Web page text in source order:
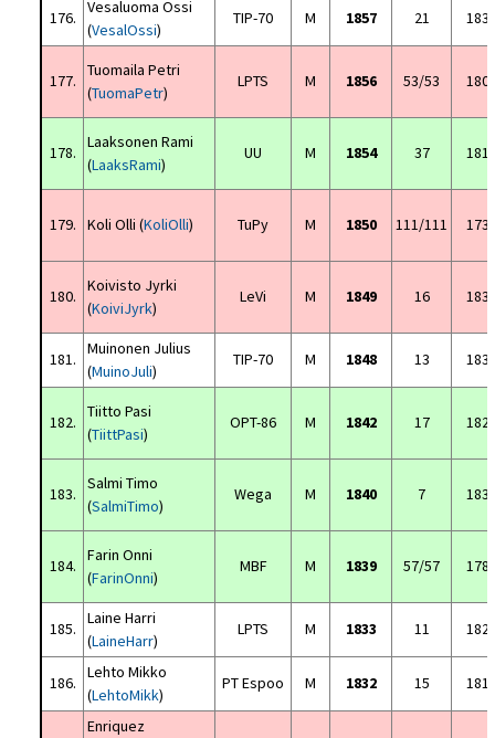
176.
Vesaluoma Ossi
(VesalOssi)
TIP-70 M 1857 21
177.
Tuomaila Petri
(TuomaPetr)
LPTS M 1856 53/53
178.
Laaksonen Rami
(LaaksRami)
UU M 1854 37
179. Koli Olli (KoliOlli) TuPy M 1850 111/111
180.
Koivisto Jyrki
(KoiviJyrk)
LeVi M 1849 16
181.
Muinonen Julius
(MuinoJuli)
TIP-70 M 1848 13
182.
Tiitto Pasi
(TiittPasi)
OPT-86 M 1842 17
183.
Salmi Timo
(SalmiTimo)
Wega M 1840 7
184.
Farin Onni
(FarinOnni)
MBF M 1839 57/57
185.
Laine Harri
(LaineHarr)
LPTS M 1833 11
186.
Lehto Mikko
(LehtoMikk)
PT Espoo M 1832 15
Enriquez